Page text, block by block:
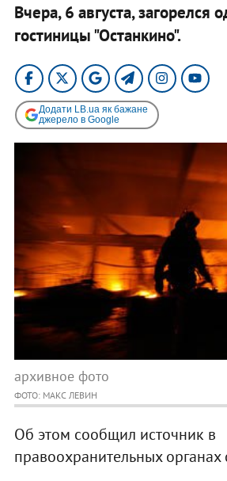
Вчера, 6 августа, загорелся
гостиницы "Останкино".
Додати LB.ua як бажане
джерело в Google
архивное фото
ФОТО: МАКС ЛЕВИН
Об этом сообщил источник в
правоохранительных органах